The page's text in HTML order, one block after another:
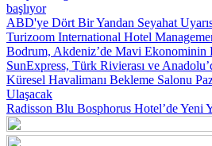
başlıyor
ABD'ye Dört Bir Yandan Seyahat
Turizoom International Hotel
Bodrum, Akdeniz’de Mavi
SunExpress, Türk Rivierası ve
Küresel Havalimanı Bekleme Salonu
Ulaşacak
Radisson Blu Bosphorus Hotel’de Yeni